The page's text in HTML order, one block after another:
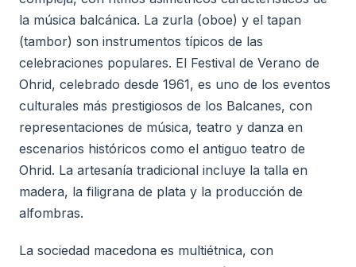
la música balcánica. La zurla (oboe) y el tapan
(tambor) son instrumentos típicos de las
celebraciones populares. El Festival de Verano de
Ohrid, celebrado desde 1961, es uno de los eventos
culturales más prestigiosos de los Balcanes, con
representaciones de música, teatro y danza en
escenarios históricos como el antiguo teatro de
Ohrid. La artesanía tradicional incluye la talla en
madera, la filigrana de plata y la producción de
alfombras.
La sociedad macedona es multiétnica, con